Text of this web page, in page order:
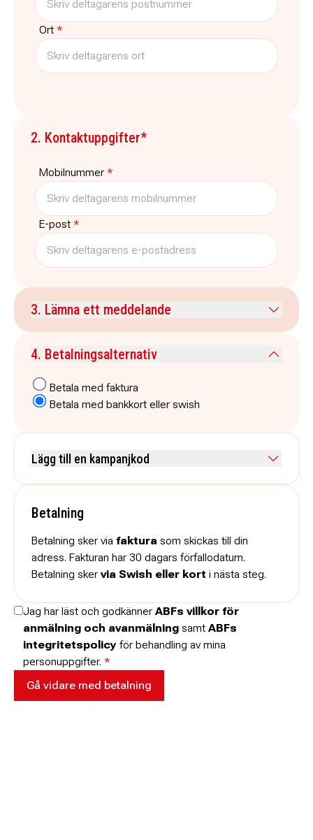
Ort *
2. Kontaktuppgifter*
Mobilnummer *
E-post *
3. Lämna ett meddelande
4. Betalningsalternativ
Betala med faktura
Betala med bankkort eller swish
Lägg till en kampanjkod
Betalning
Betalning sker via faktura som skickas till din
adress. Fakturan har 30 dagars förfallodatum.
Betalning sker via Swish eller kort i nästa steg.
Jag har läst och godkänner ABFs villkor för
anmälning och avanmälning samt ABFs
integritetspolicy för behandling av mina
personuppgifter. *